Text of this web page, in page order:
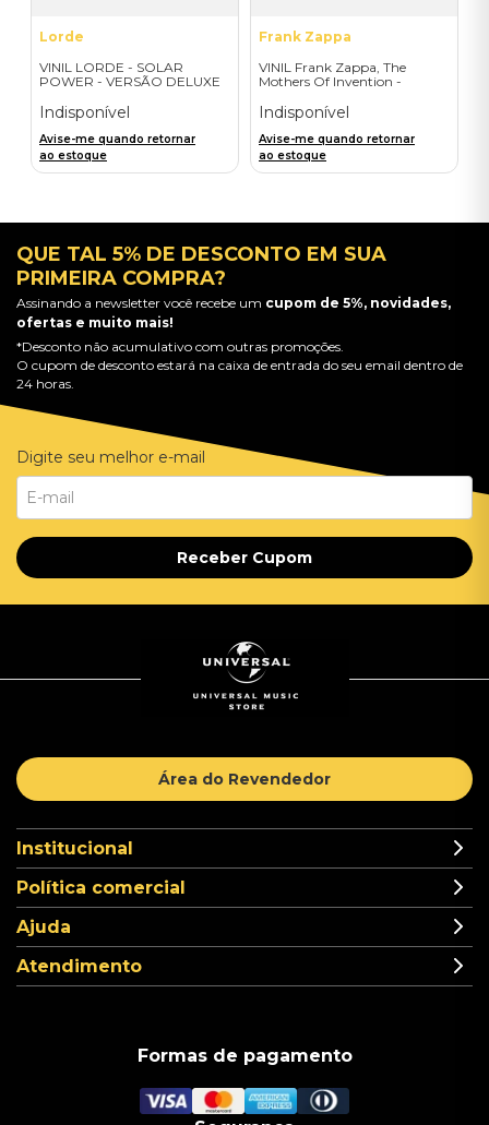
Lorde
VINIL LORDE - SOLAR
POWER - VERSÃO DELUXE
Indisponível
Avise-me quando retornar
ao estoque
Frank Zappa
VINIL Frank Zappa, The
Mothers Of Invention -
The Mothers - Importado
Indisponível
Avise-me quando retornar
ao estoque
QUE TAL 5% DE DESCONTO EM SUA
PRIMEIRA COMPRA?
Assinando a newsletter você recebe um cupom de 5%, novidades,
ofertas e muito mais!
*Desconto não acumulativo com outras promoções.
O cupom de desconto estará na caixa de entrada do seu email dentro de
24 horas.
Digite seu melhor e-mail
Receber Cupom
Área do Revendedor
Institucional
Política comercial
Ajuda
Atendimento
Formas de pagamento